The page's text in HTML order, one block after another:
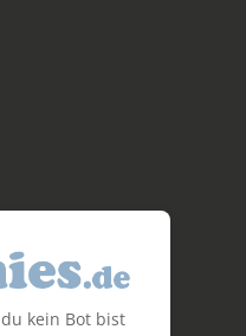
kein Bot bist